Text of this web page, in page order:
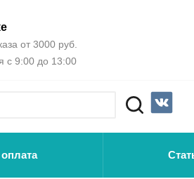
от 3000 руб.
с 9:00 до 13:00